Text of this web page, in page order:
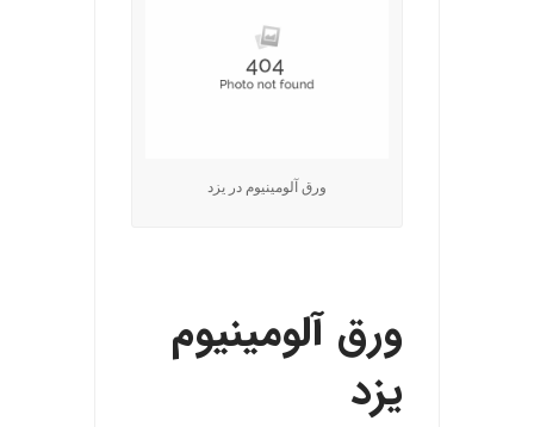
ورق آلومینیوم در یزد
ورق آلومینیوم
یزد